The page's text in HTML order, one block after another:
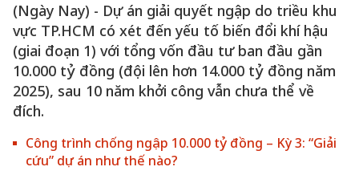
(Ngày Nay) - Dự án giải quyết ngập do triều khu
vực TP.HCM có xét đến yếu tố biến đổi khí hậu
(giai đoạn 1) với tổng vốn đầu tư ban đầu gần
10.000 tỷ đồng (đội lên hơn 14.000 tỷ đồng năm
2025), sau 10 năm khởi công vẫn chưa thể về
đích.
Công trình chống ngập 10.000 tỷ đồng – Kỳ 3: “Giải
cứu” dự án như thế nào?